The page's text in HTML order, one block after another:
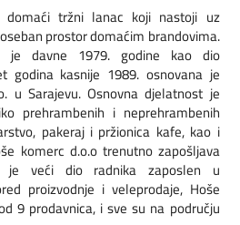
tržni lanac koji nastoji uz
prostor domaćim brandovima.
je davne 1979. godine kao dio
godina kasnije 1989. osnovana je
u Sarajevu. Osnovna djelatnost je
prehrambenih i neprehrambenih
pakeraj i pržionica kafe, kao i
komerc d.o.o trenutno zapošljava
je veći dio radnika zaposlen u
proizvodnje i veleprodaje, Hoše
9 prodavnica, i sve su na području